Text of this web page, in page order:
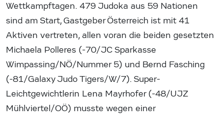
Wettkampftagen. 479 Judoka aus 59 Nationen
sind am Start, Gastgeber Österreich ist mit 41
Aktiven vertreten, allen voran die beiden gesetzten
Michaela Polleres (-70/JC Sparkasse
Wimpassing/NÖ/Nummer 5) und Bernd Fasching
(-81/Galaxy Judo Tigers/W/7). Super-
Leichtgewichtlerin Lena Mayrhofer (-48/UJZ
Mühlviertel/OÖ) musste wegen einer